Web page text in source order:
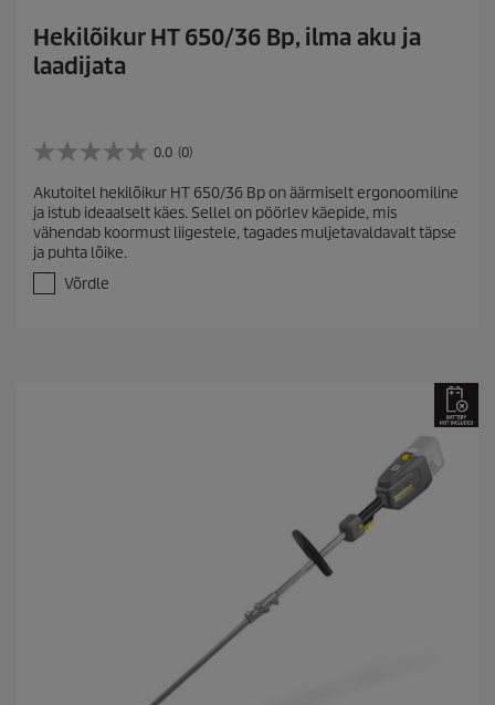
Hekilõikur HT 650/36 Bp, ilma aku ja
laadijata
0.0 (0)
0
0
/
5
t
h
Akutoitel hekilõikur HT 650/36 Bp on äärmiselt ergonoomiline
ja istub ideaalselt käes. Sellel on pöörlev käepide, mis
vähendab koormust liigestele, tagades muljetavaldavalt täpse
ja puhta lõike.
Võrdle